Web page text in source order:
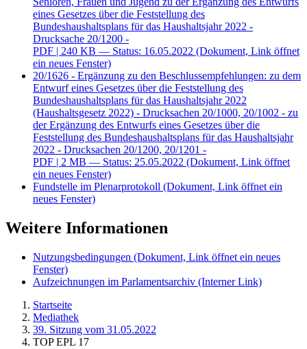
eines Gesetzes über die Feststellung des
Bundeshaushaltsplans für das Haushaltsjahr 2022 -
Drucksache 20/1200 -
PDF | 240 KB — Status: 16.05.2022 (Dokument, Link öffnet
ein neues Fenster)
20/1626 - Ergänzung zu den Beschlussempfehlungen: zu dem
Entwurf eines Gesetzes über die Feststellung des
Bundeshaushaltsplans für das Haushaltsjahr 2022
(Haushaltsgesetz 2022) - Drucksachen 20/1000, 20/1002 - zu
der Ergänzung des Entwurfs eines Gesetzes über die
Feststellung des Bundeshaushaltsplans für das Haushaltsjahr
2022 - Drucksachen 20/1200, 20/1201 -
PDF | 2 MB — Status: 25.05.2022 (Dokument, Link öffnet
ein neues Fenster)
Fundstelle im Plenarprotokoll (Dokument, Link öffnet ein
neues Fenster)
Weitere Informationen
Nutzungsbedingungen (Dokument, Link öffnet ein neues
Fenster)
Aufzeichnungen im Parlamentsarchiv (Interner Link)
Startseite
Mediathek
39. Sitzung vom 31.05.2022
TOP EPL 17